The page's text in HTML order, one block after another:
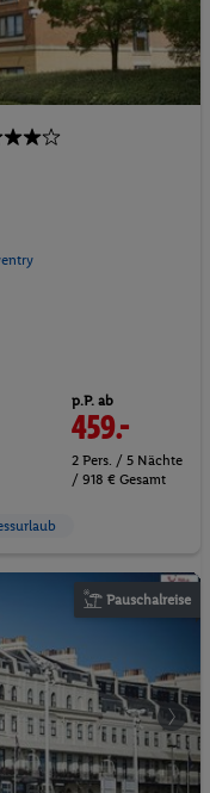
p.P. ab
459.-
2 Pers. / 5 Nächte
/ 918 € Gesamt
Pauschalreise